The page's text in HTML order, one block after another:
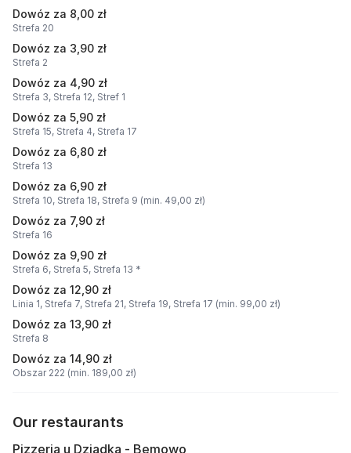
Dowóz za 8,00 zł
Strefa 20
Dowóz za 3,90 zł
Strefa 2
Dowóz za 4,90 zł
Strefa 3, Strefa 12, Stref 1
Dowóz za 5,90 zł
Strefa 15, Strefa 4, Strefa 17
Dowóz za 6,80 zł
Strefa 13
Dowóz za 6,90 zł
Strefa 10, Strefa 18, Strefa 9 (min. 49,00 zł)
Dowóz za 7,90 zł
Strefa 16
Dowóz za 9,90 zł
Strefa 6, Strefa 5, Strefa 13 *
Dowóz za 12,90 zł
Linia 1, Strefa 7, Strefa 21, Strefa 19, Strefa 17 (min. 99,00 zł)
Dowóz za 13,90 zł
Strefa 8
Dowóz za 14,90 zł
Obszar 222 (min. 189,00 zł)
Our restaurants
Pizzeria u Dziadka - Bemowo